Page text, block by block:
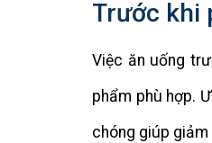
Trước khi
Việc ăn uống
phẩm phù hợp.
chóng giúp